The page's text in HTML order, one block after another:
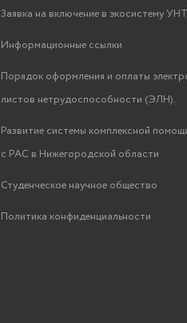
Заявка на включение в экосистему
Информационные ссылки
Порядок оформления и оплаты
листов нетрудоспособности (ЭЛН).
Развитие системы комплексной
с РАС в Нижегородской области
Студенческое научное общество
Политика конфиденциальности